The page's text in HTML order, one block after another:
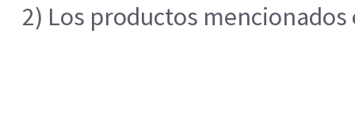
2) Los productos